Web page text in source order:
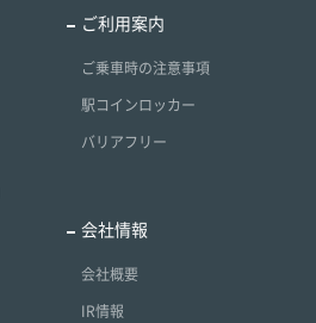
ご利用案内
ご乗車時の注意事項
駅コインロッカー
バリアフリー
会社情報
会社概要
IR情報